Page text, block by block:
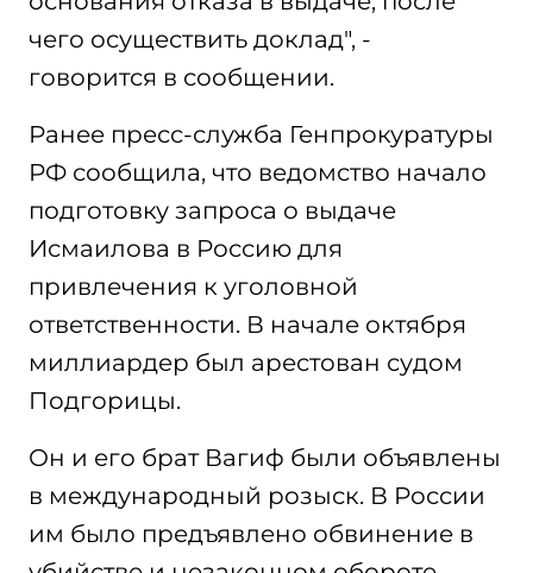
чего осуществить доклад", -
говорится в сообщении.
Ранее пресс-служба Генпрокуратуры
РФ сообщила, что ведомство начало
подготовку запроса о выдаче
Исмаилова в Россию для
привлечения к уголовной
ответственности. В начале октября
миллиардер был арестован судом
Подгорицы.
Он и его брат Вагиф были объявлены
в международный розыск. В России
им было предъявлено обвинение в